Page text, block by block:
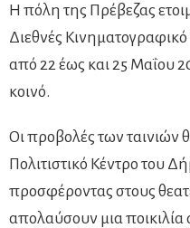
Η πόλη της Πρέβεζας
Διεθνές
από 22 έως και 25 Μαΐου
κοινό.
Οι προβολές των ταινιών
Πολιτιστικό Κέντρο του
προσφέροντας στους
απολαύσουν μια ποικιλία